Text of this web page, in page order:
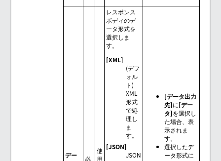
デー
必
使
用
レスポンス
ボディのデ
ータ形式を
選択しま
す。
[XML]
(デフ
ォル
ト)
XML
形式
で処
理し
ま
す。
[JSON]
JSON
[データ出力
先]に[デー
タ]を選択し
た場合、表
示されま
す。
選択したデ
ータ形式に